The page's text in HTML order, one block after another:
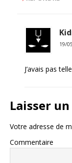
19/
J’avais pas
Laisser
Votre adresse de
Commentaire